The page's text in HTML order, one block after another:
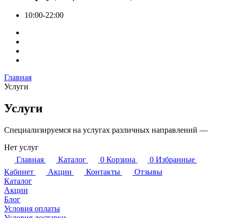
10:00-22:00
Главная
Услуги
Услуги
Специализируемся на услугах различных направлений —
Нет услуг
Главная
Каталог 0 Корзина 0 Избранные
Кабинет
Акции Контакты
Отзывы
Каталог
Акции
Блог
Условия оплаты